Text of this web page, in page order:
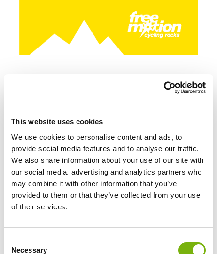
This website uses cookies
We use cookies to personalise content and ads, to
provide social media features and to analyse our traffic.
We also share information about your use of our site with
our social media, advertising and analytics partners who
may combine it with other information that you’ve
provided to them or that they’ve collected from your use
of their services.
Selection
Necessary